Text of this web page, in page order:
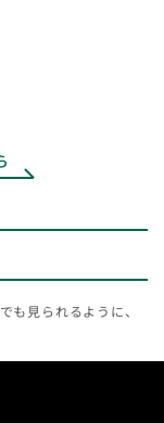
も見られるように、